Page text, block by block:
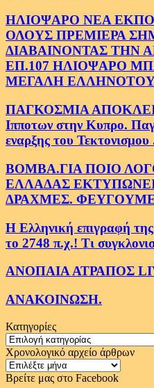
ΗΛΙΟΨΑΡΟ ΝΕΑ
ΟΛΟΥΣ ΠΡΕΜΙΕΡΑ
ΔΙΑΒΑΙΝΟΝΤΑΣ ΤΗΝ
ΕΠ.107 ΗΛΙΟΨΑΡΟ
ΜΕΓΑΛΗ
ΠΑΓΚΟΣΜΙΑ
Ιπποτων στην Κυπρο.
εναρξης του Τεκτονισμου
ΒΟΜΒΑ.ΓΙΑ ΠΟΙΟ
ΕΛΛΑΔΑΣ ΕΚΤΥΠΩΝΕΙ
ΔΡΑΧΜΕΣ.
Η Ελληνική επιγραφή
το 2748 π.χ.! Τι
ΑΝΟΠΑΙΑ ΑΤΡΑΠΟΣ
ΑΝΑΚΟΙΝΩΣΗ.
Κατηγορίες
Κατηγορίες
Χρονολογικό αρχείο άρθρων
Χρονολογικό
αρχείο
Βρείτε μας στο Facebook